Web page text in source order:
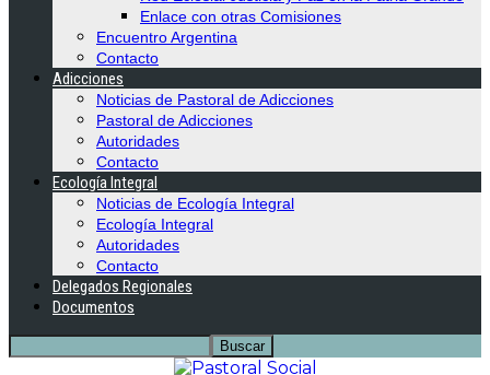
Enlace con otras Comisiones
Encuentro Argentina
Contacto
Adicciones
Noticias de Pastoral de Adicciones
Pastoral de Adicciones
Autoridades
Contacto
Ecología Integral
Noticias de Ecología Integral
Ecología Integral
Autoridades
Contacto
Delegados Regionales
Documentos